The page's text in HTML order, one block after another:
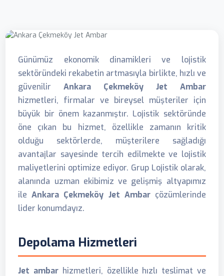
Günümüz ekonomik dinamikleri ve lojistik
sektöründeki rekabetin artmasıyla birlikte, hızlı ve
güvenilirAnkara Çekmeköy Jet Ambar
hizmetleri, firmalar ve bireysel müşteriler için
büyük bir önem kazanmıştır. Lojistik sektöründe
öne çıkan bu hizmet, özellikle zamanın kritik
olduğu sektörlerde, müşterilere sağladığı
avantajlar sayesinde tercih edilmekte ve lojistik
maliyetlerini optimize ediyor. Grup Lojistik olarak,
alanında uzman ekibimiz ve gelişmiş altyapımız
ileAnkara Çekmeköy Jet Ambarçözümlerinde
lider konumdayız.
Depolama Hizmetleri
Jet ambar hizmetleri, özellikle hızlı teslimat ve